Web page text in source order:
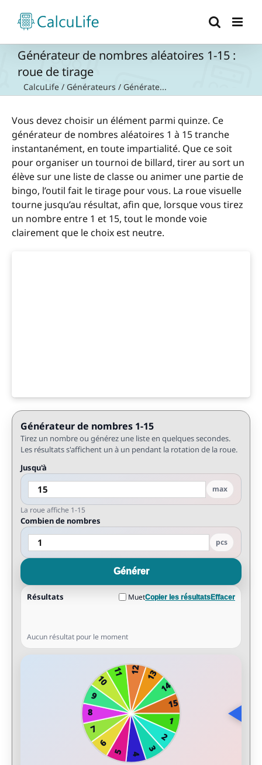
contenu
Générateur de nombres aléatoires 1-15 :
roue de tirage
CalcuLife / Générateurs / Générate...
Vous devez choisir un élément parmi quinze. Ce
générateur de nombres aléatoires 1 à 15 tranche
instantanément, en toute impartialité. Que ce soit
pour organiser un tournoi de billard, tirer au sort un
élève sur une liste de classe ou animer une partie de
bingo, l’outil fait le tirage pour vous. La roue visuelle
tourne jusqu’au résultat, afin que, lorsque vous tirez
un nombre entre 1 et 15, tout le monde voie
clairement que le choix est neutre.
Générateur de nombres 1-15
Tirez un nombre ou générez une liste en quelques secondes.
Les résultats s'affichent un à un pendant la rotation de la roue.
Jusqu'à
max
La roue affiche 1-15
Combien de nombres
pcs
Générer
Résultats MuetCopier les résultatsEffacer
Aucun résultat pour le moment